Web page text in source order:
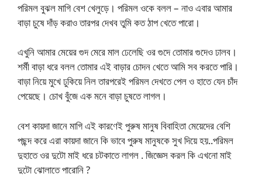
পরিমল বুঝল মাগি বেশ খেলুড়ে। পরিমল ওকে বলল – নাও এবার আমার
বাড়া চুষে দাঁড় করাও তারপর দেখব তুমি কত ঠাপ খেতে পারো।
এখুনি আমার মেয়ের গুদ মেরে মাল ঢেলেছি ওর গুদে তোমার গুদেও ঢালব।
শর্মী বাড়া ধরে বলল তোমার এই বাড়ার চোদন খেতে আমি সব করতে পারি।
বাড়া নিয়ে মুখে ঢুকিয়ে নিল তারপরেই পরিমল দেখতে পেল ও হাতে যেন চাঁদ
পেয়েছে। চোখ বুঁজে এক মনে বাড়া চুষতে লাগল।
বেশ কায়দা জানে মাগি এই কারণেই পুরুষ মানুষ বিবাহিতা মেয়েদের বেশি
পছন্দ করে এরা কায়দা জানে কি ভাবে পুরুষ মানুষকে সুখ দিয়ে হয়..পরিমল
দুহাতে ওর দুটো মাই ধরে চটকাতে লাগল . জিজ্ঞেস করল কি এখনো মাই
দুটো ঝোলাতে পারোনি ?